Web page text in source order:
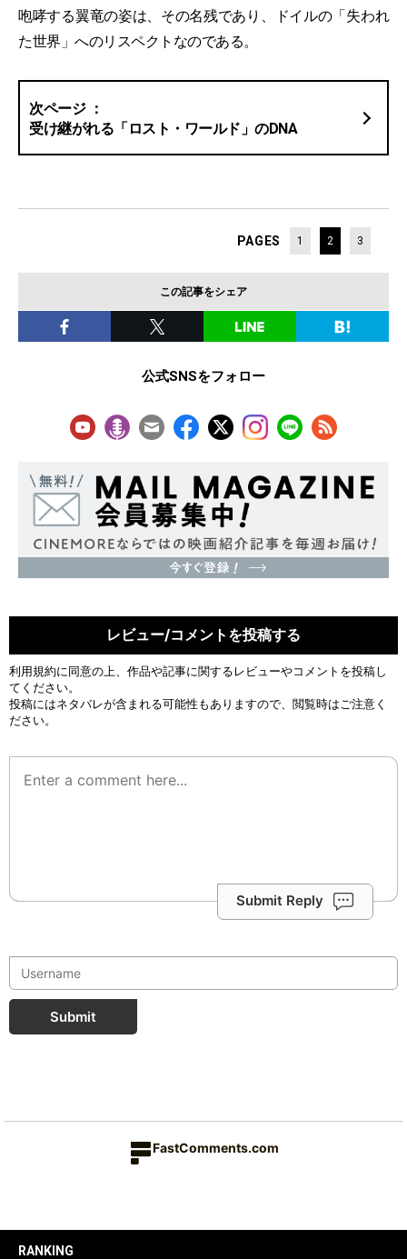
咆哮する翼竜の姿は、その名残であり、ドイルの「失われ
た世界」へのリスペクトなのである。
受け継がれる「ロスト・ワールド」のDNA
PAGES 1 2 3
この記事をシェア
公式SNSをフォロー
レビュー/コメントを投稿する
利用規約に同意の上、作品や記事に関するレビューやコメントを投稿し
てください。
投稿にはネタバレが含まれる可能性もありますので、閲覧時はご注意く
ださい。
Submit Reply
Submit
FastComments.com
RANKING